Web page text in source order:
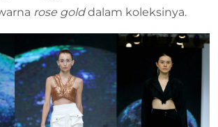
rose golddalam koleksinya.